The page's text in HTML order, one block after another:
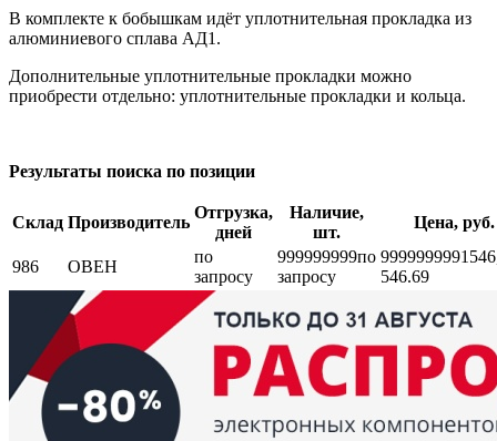
В комплекте к бобышкам идёт уплотнительная прокладка из
алюминиевого сплава АД1.
Дополнительные уплотнительные прокладки можно
приобрести отдельно: уплотнительные прокладки и кольца.
Результаты поиска по позиции
Склад Производитель
Отгрузка,
дней
Наличие,
шт.
Цена, руб.
986 ОВЕН
по
запросу
999999999по
запросу
999999999
546.69